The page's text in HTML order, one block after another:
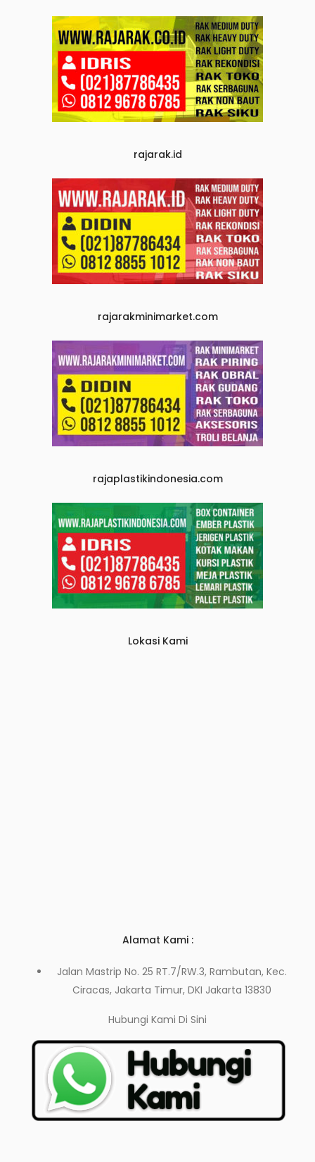
rajarak.id
rajarakminimarket.com
rajaplastikindonesia.com
Lokasi Kami
Alamat Kami :
Jalan Mastrip No. 25 RT.7/RW.3, Rambutan, Kec.
Ciracas, Jakarta Timur, DKI Jakarta 13830
Hubungi Kami Di Sini